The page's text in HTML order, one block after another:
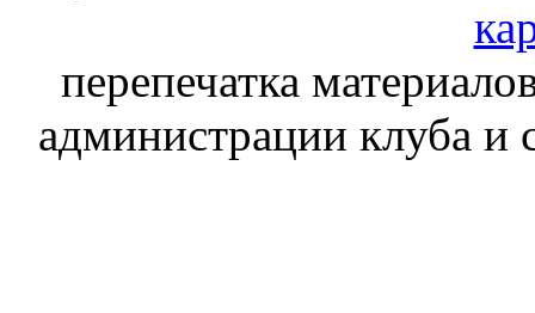
перепечатка
администрации клуба и